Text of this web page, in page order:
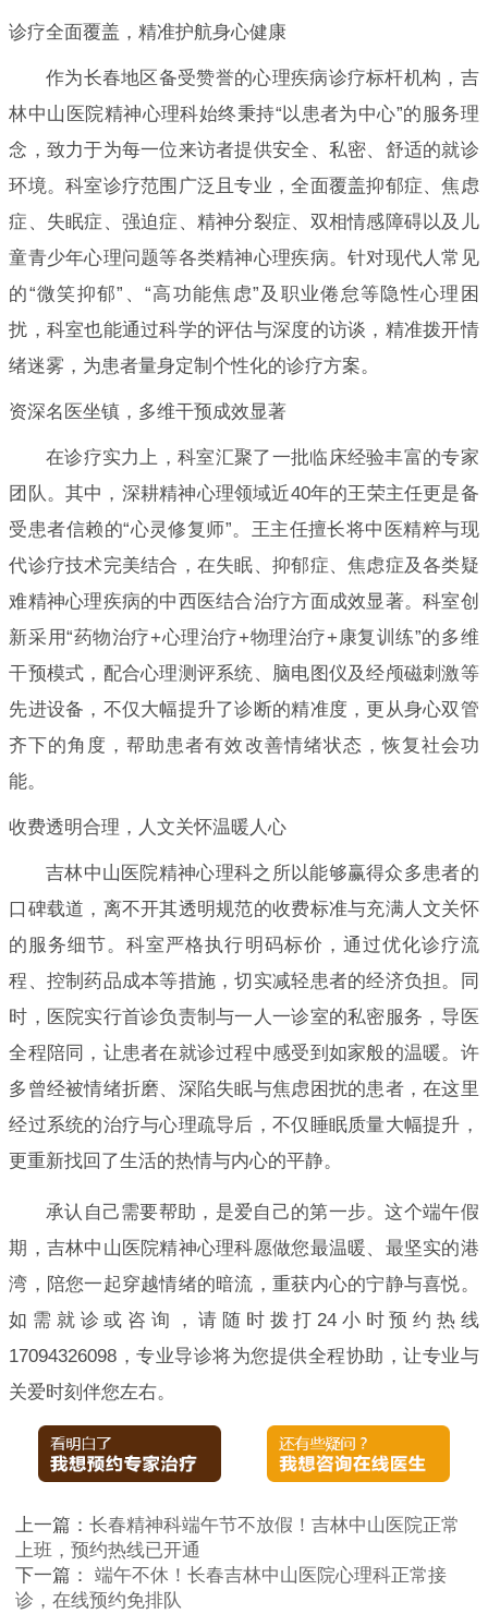
诊疗全面覆盖，精准护航身心健康
作为长春地区备受赞誉的心理疾病诊疗标杆机构，吉
林中山医院精神心理科始终秉持“以患者为中心”的服务理
念，致力于为每一位来访者提供安全、私密、舒适的就诊
环境。科室诊疗范围广泛且专业，全面覆盖抑郁症、焦虑
症、失眠症、强迫症、精神分裂症、双相情感障碍以及儿
童青少年心理问题等各类精神心理疾病。针对现代人常见
的“微笑抑郁”、“高功能焦虑”及职业倦怠等隐性心理困
扰，科室也能通过科学的评估与深度的访谈，精准拨开情
绪迷雾，为患者量身定制个性化的诊疗方案。
资深名医坐镇，多维干预成效显著
在诊疗实力上，科室汇聚了一批临床经验丰富的专家
团队。其中，深耕精神心理领域近40年的王荣主任更是备
受患者信赖的“心灵修复师”。王主任擅长将中医精粹与现
代诊疗技术完美结合，在失眠、抑郁症、焦虑症及各类疑
难精神心理疾病的中西医结合治疗方面成效显著。科室创
新采用“药物治疗+心理治疗+物理治疗+康复训练”的多维
干预模式，配合心理测评系统、脑电图仪及经颅磁刺激等
先进设备，不仅大幅提升了诊断的精准度，更从身心双管
齐下的角度，帮助患者有效改善情绪状态，恢复社会功
能。
收费透明合理，人文关怀温暖人心
吉林中山医院精神心理科之所以能够赢得众多患者的
口碑载道，离不开其透明规范的收费标准与充满人文关怀
的服务细节。科室严格执行明码标价，通过优化诊疗流
程、控制药品成本等措施，切实减轻患者的经济负担。同
时，医院实行首诊负责制与一人一诊室的私密服务，导医
全程陪同，让患者在就诊过程中感受到如家般的温暖。许
多曾经被情绪折磨、深陷失眠与焦虑困扰的患者，在这里
经过系统的治疗与心理疏导后，不仅睡眠质量大幅提升，
更重新找回了生活的热情与内心的平静。
承认自己需要帮助，是爱自己的第一步。这个端午假
期，吉林中山医院精神心理科愿做您最温暖、最坚实的港
湾，陪您一起穿越情绪的暗流，重获内心的宁静与喜悦。
如需就诊或咨询，请随时拨打24小时预约热线
17094326098，专业导诊将为您提供全程协助，让专业与
关爱时刻伴您左右。
上一篇： 长春精神科端午节不放假！吉林中山医院正常
上班，预约热线已开通
下一篇：
端午不休！长春吉林中山医院心理科正常接
诊，在线预约免排队